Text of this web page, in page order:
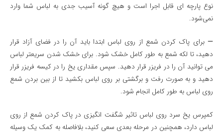
نوع پارچه ای قابل اجرا است و هیچ گونه آسیب جدی به لباس شما وارد
نمی‌شود.
— برای پاک کردن شمع از روی لباس ابتدا باید آن را در فضای آزاد قرار
دهید، تا لکه شمع به طور کامل خشک شود. برای خشک شدن سریعتر لباس
می توانید آن را در فریزر قرار دهید. سپس مقداری یخ را در کیسه فریزر قرار
دهید و به صورت رفت و برگشتی بر روی لباس بکشید تا از بین بردن شمع
روی لباس به طور کامل انجام شود.
کمپرس یخ سرد روی لباس تاثیر شگفت انگیزی در پاک کردن شمع از روی
لباس دارد، همچنین در مرحله بعدی سعی کنید، بلافاصله به کمک یک وسیله